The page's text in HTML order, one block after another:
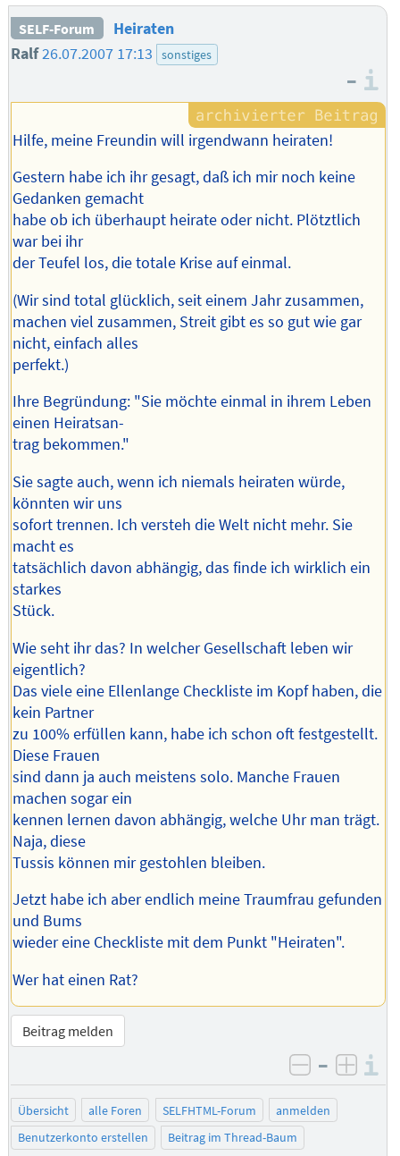
SELF-Forum
Heiraten
Ralf26.07.2007 17:13 sonstiges
–
Hilfe, meine Freundin will irgendwann heiraten!
Gestern habe ich ihr gesagt, daß ich mir noch keine
Gedanken gemacht
habe ob ich überhaupt heirate oder nicht. Plötztlich
war bei ihr
der Teufel los, die totale Krise auf einmal.
(Wir sind total glücklich, seit einem Jahr zusammen,
machen viel zusammen, Streit gibt es so gut wie gar
nicht, einfach alles
perfekt.)
Ihre Begründung: "Sie möchte einmal in ihrem Leben
einen Heiratsan-
trag bekommen."
Sie sagte auch, wenn ich niemals heiraten würde,
könnten wir uns
sofort trennen. Ich versteh die Welt nicht mehr. Sie
macht es
tatsächlich davon abhängig, das finde ich wirklich ein
starkes
Stück.
Wie seht ihr das? In welcher Gesellschaft leben wir
eigentlich?
Das viele eine Ellenlange Checkliste im Kopf haben, die
kein Partner
zu 100% erfüllen kann, habe ich schon oft festgestellt.
Diese Frauen
sind dann ja auch meistens solo. Manche Frauen
machen sogar ein
kennen lernen davon abhängig, welche Uhr man trägt.
Naja, diese
Tussis können mir gestohlen bleiben.
Jetzt habe ich aber endlich meine Traumfrau gefunden
und Bums
wieder eine Checkliste mit dem Punkt "Heiraten".
Wer hat einen Rat?
Beitrag melden
negativ
–
Übersicht alle Foren SELFHTML-Forum
anmelden
Benutzerkonto erstellen
Beitrag im Thread-Baum